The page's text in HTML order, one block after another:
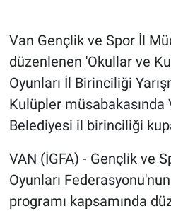
Van Gençlik ve Spor İl
düzenlenen 'Okullar ve
Oyunları İl Birinciliği
Kulüpler müsabakasında
Belediyesi il birinciliği
VAN (İGFA) - Gençlik ve
Oyunları
programı kapsamında